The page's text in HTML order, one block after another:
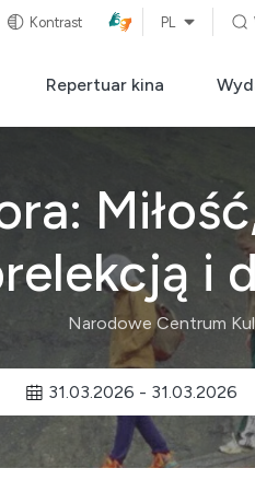
Kontrast PL
Repertuar kina
i
Narodowe Centrum
31.03.2026 - 31.03.2026